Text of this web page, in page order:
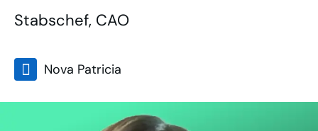
Stabschef, CAO
Nova Patricia